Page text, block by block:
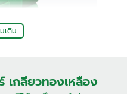
เติม
เกลียวทองเหลือง